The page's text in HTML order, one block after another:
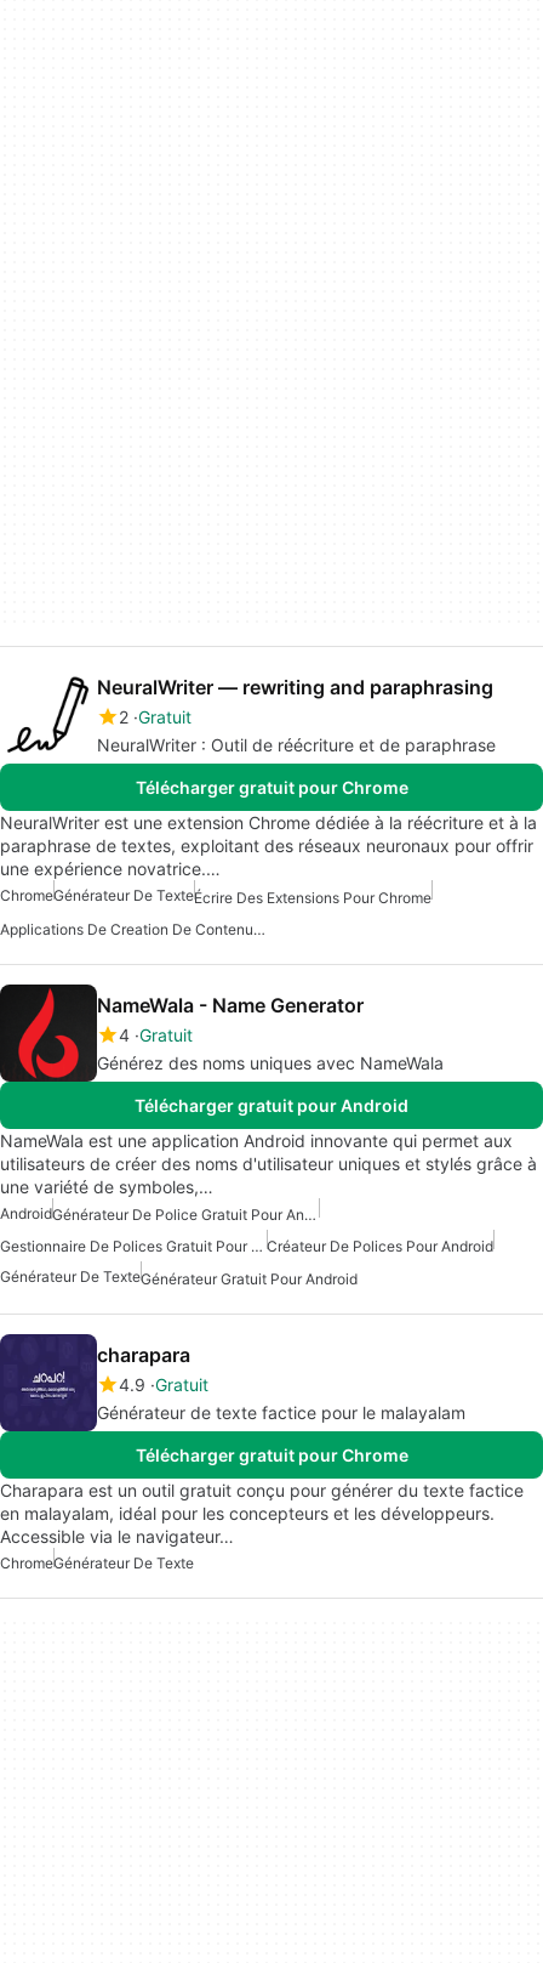
NeuralWriter — rewriting and paraphrasing
2 Gratuit
NeuralWriter : Outil de réécriture et de paraphrase
Télécharger gratuit pour Chrome
NeuralWriter est une extension Chrome dédiée à la réécriture et à la
paraphrase de textes, exploitant des réseaux neuronaux pour offrir
une expérience novatrice.…
ChromeGénérateur De TexteÉcrire Des Extensions Pour Chrome
Applications De Creation De Contenu Avec Intelligence Artificielle
NameWala - Name Generator
4 Gratuit
Générez des noms uniques avec NameWala
Télécharger gratuit pour Android
NameWala est une application Android innovante qui permet aux
utilisateurs de créer des noms d'utilisateur uniques et stylés grâce à
une variété de symboles,…
Android
Générateur De Police Gratuit Pour Android
Gestionnaire De Polices Gratuit Pour Android Créateur De Polices Pour Android
Générateur De TexteGénérateur Gratuit Pour Android
charapara
4.9 Gratuit
Générateur de texte factice pour le malayalam
Télécharger gratuit pour Chrome
Charapara est un outil gratuit conçu pour générer du texte factice
en malayalam, idéal pour les concepteurs et les développeurs.
Accessible via le navigateur…
ChromeGénérateur De Texte